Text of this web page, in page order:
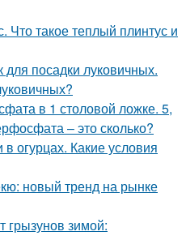
Что такое теплый плинтус и
для посадки луковичных.
в 1 столовой ложке. 5,
– это сколько?
в огурцах. Какие условия
новый тренд на рынке
грызунов зимой: